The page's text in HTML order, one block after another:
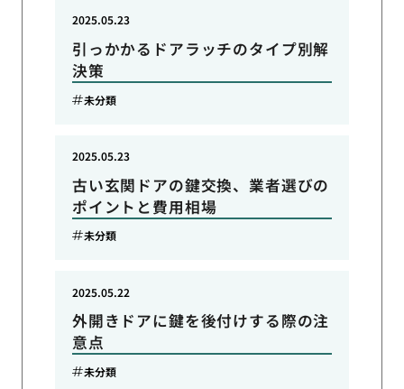
引っかかるドアラッチのタイプ別解
決策
2025.05.23
未分類
古い玄関ドアの鍵交換、業者選びの
ポイントと費用相場
2025.05.23
未分類
外開きドアに鍵を後付けする際の注
意点
2025.05.22
未分類